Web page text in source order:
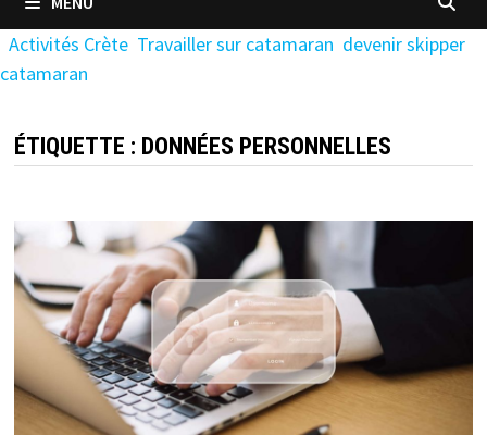
Activités Crète Travailler sur catamaran devenir skipper
catamaran
ÉTIQUETTE : DONNÉES PERSONNELLES